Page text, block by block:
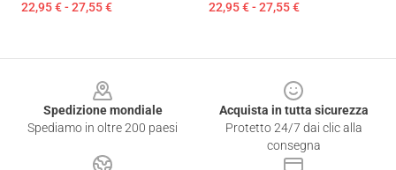
22,95 € - 27,55 € 22,95 € - 27,55 €
Spedizione mondiale
Spediamo in oltre 200 paesi
Acquista in tutta sicurezza
Protetto 24/7 dai clic alla
consegna